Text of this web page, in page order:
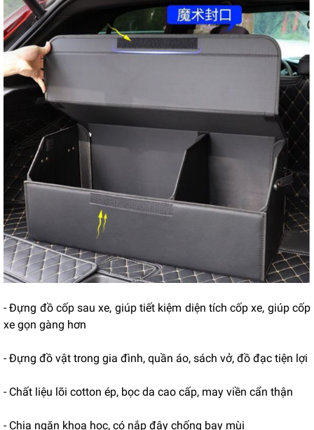
- Đựng đồ cốp sau xe, giúp tiết kiệm diện tích cốp xe, giúp cốp
xe gọn gàng hơn
- Đựng đồ vật trong gia đình, quần áo, sách vở, đồ đạc tiện lợi
- Chất liệu lõi cotton ép, bọc da cao cấp, may viền cẩn thận
- Chia ngăn khoa học, có nắp đậy chống bay mùi